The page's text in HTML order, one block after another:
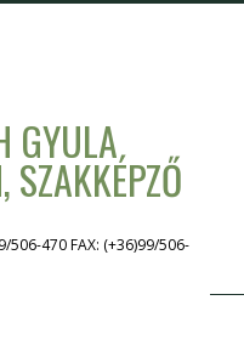
GYULA
SZAKKÉPZŐ
506-470 FAX: (+36)99/506-